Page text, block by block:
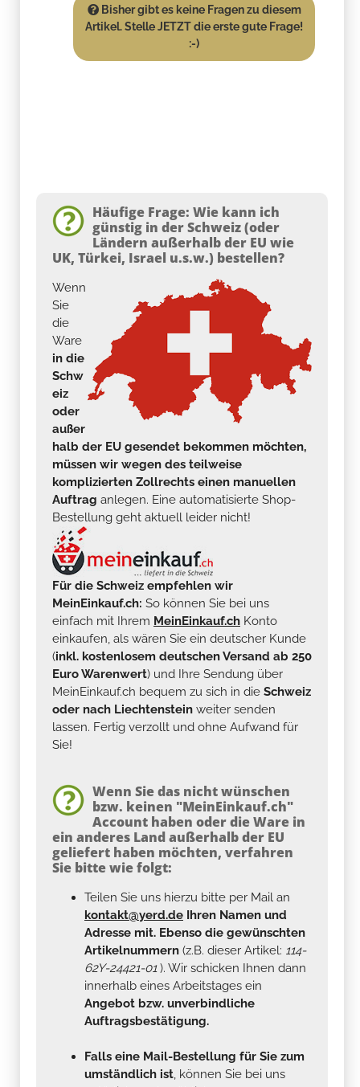
Bisher gibt es keine Fragen zu diesem
Artikel. Stelle JETZT die erste gute Frage!
:-)
Häufige Frage: Wie kann ich
günstig in der Schweiz (oder
Ländern außerhalb der EU wie
UK, Türkei, Israel u.s.w.) bestellen?
Wenn
Sie
die
Ware
in die
Schw
eiz
oder
außer
halb der EU gesendet bekommen möchten,
müssen wir wegen des teilweise
komplizierten Zollrechts einen manuellen
Auftrag anlegen. Eine automatisierte Shop-
Bestellung geht aktuell leider nicht!
Für die Schweiz empfehlen wir
MeinEinkauf.ch: So können Sie bei uns
einfach mit Ihrem MeinEinkauf.ch Konto
einkaufen, als wären Sie ein deutscher Kunde
(inkl. kostenlosem deutschen Versand ab 250
Euro Warenwert) und Ihre Sendung über
MeinEinkauf.ch bequem zu sich in die Schweiz
oder nach Liechtenstein weiter senden
lassen. Fertig verzollt und ohne Aufwand für
Sie!
Wenn Sie das nicht wünschen
bzw. keinen "MeinEinkauf.ch"
Account haben oder die Ware in
ein anderes Land außerhalb der EU
geliefert haben möchten, verfahren
Sie bitte wie folgt:
Teilen Sie uns hierzu bitte per Mail an
kontakt@yerd.de Ihren Namen und
Adresse mit. Ebenso die gewünschten
Artikelnummern (z.B. dieser Artikel: 114-
62Y-24421-01). Wir schicken Ihnen dann
innerhalb eines Arbeitstages ein
Angebot bzw. unverbindliche
Auftragsbestätigung.
Falls eine Mail-Bestellung für Sie zum
umständlich ist, können Sie bei uns